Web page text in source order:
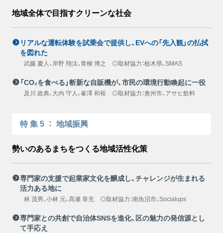
地域全体で目指すクリーンな社会
リアルな運転体験を試乗会で提供し、EVへの「先入観」の払拭
を図れた
武藤 慶人、岸野 翔汰、青柳 博之 ◎取材協力：栃木県、SMAS
「CO₂を食べる」斬新な自販機が、市民の環境行動喚起に一役
及川 政典、大内 守人、峯澤 和裕 ◎取材協力：奥州市、アサヒ飲料
特集5 ： 地域振興
勢いのあるまちをつくる地域活性化策
専門家の支援で起業家文化を醸成し、チャレンジが生まれる
活力ある地に
林 茂男、小林 元、髙瀬 章充 ◎取材協力：南魚沼市、Socialups
専門家との共創で自治体SNSを進化、区の魅力の発信源とし
て手応え